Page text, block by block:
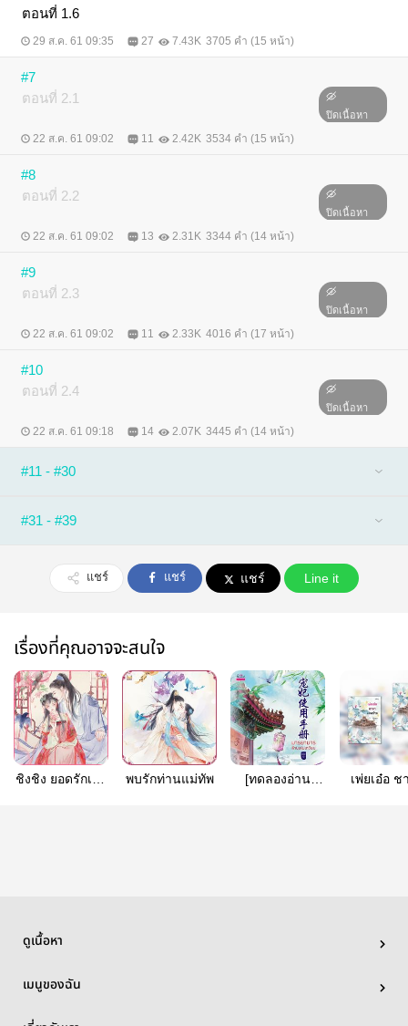
ตอนที่ 1.6
29 ส.ค. 61 09:35 27 7.43K 3705 คำ (15 หน้า)
#7
ตอนที่ 2.1
ปิดเนื้อหา
22 ส.ค. 61 09:02 11 2.42K 3534 คำ (15 หน้า)
#8
ตอนที่ 2.2
ปิดเนื้อหา
22 ส.ค. 61 09:02 13 2.31K 3344 คำ (14 หน้า)
#9
ตอนที่ 2.3
ปิดเนื้อหา
22 ส.ค. 61 09:02 11 2.33K 4016 คำ (17 หน้า)
#10
ตอนที่ 2.4
ปิดเนื้อหา
22 ส.ค. 61 09:18 14 2.07K 3445 คำ (14 หน้า)
#11 - #30
#31 - #39
แชร์ แชร์ แชร์ Line it
เรื่องที่คุณอาจจะสนใจ
ชิงชิง ยอดรักเจ้า
พบรักท่านแม่ทัพ
[ทดลองอ่าน
เพ่ยเอ๋อ ช
ดูเนื้อหา
เมนูของฉัน